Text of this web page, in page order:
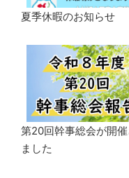
夏季休暇のお知らせ
第20回幹事総会が開
ました